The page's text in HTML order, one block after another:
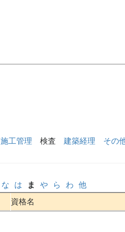
施工管理 検査 建築経理 その
な は ま や ら わ
他
資格名